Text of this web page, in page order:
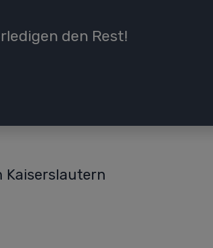
den Rest!
Kaiserslautern